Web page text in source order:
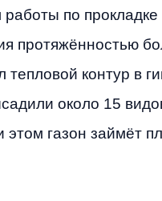
по
протяжённостью
тепловой контур в
около 15
этом газон займёт